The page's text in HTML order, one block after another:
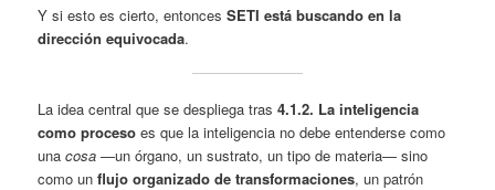
Y si esto es cierto, entoncesSETI está buscando en la
dirección equivocada.
La idea central que se despliega tras4.1.2. La inteligencia
como proceso es que la inteligencia no debe entenderse como
unacosa —un órgano, un sustrato, un tipo de materia— sino
como unflujo organizado de transformaciones, un patrón